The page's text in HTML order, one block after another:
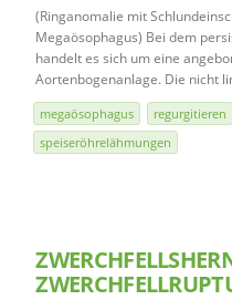
(Ringanomalie mit
Megaösophagus) Bei dem
handelt es sich um eine
Aortenbogenanlage. Die nicht
megaösophagus regurgitieren
speiseröhrelähmungen